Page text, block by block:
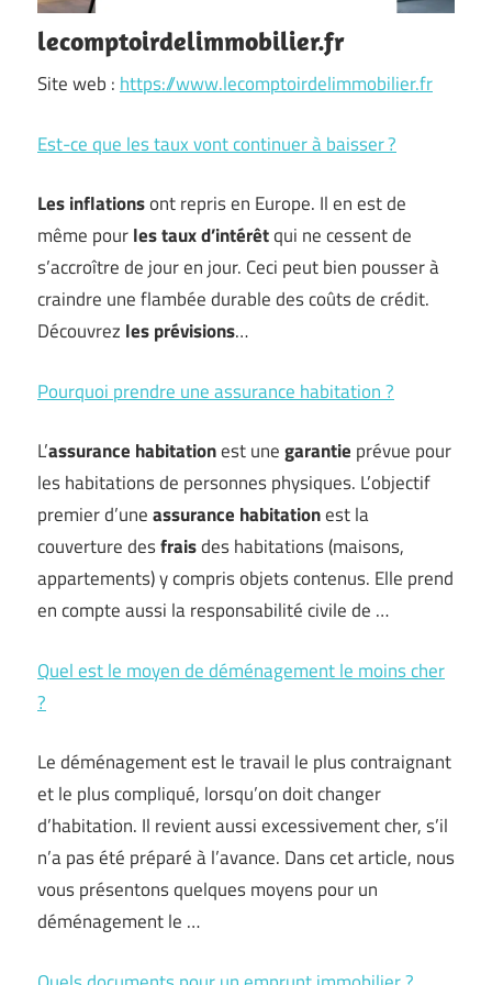
lecomptoirdelimmobilier.fr
Site web :https://www.lecomptoirdelimmobilier.fr
Est-ce que les taux vont continuer à baisser ?
Les inflationsont repris en Europe. Il en est de
même pourles taux d’intérêtqui ne cessent de
s’accroître de jour en jour. Ceci peut bien pousser à
craindre une flambée durable des coûts de crédit.
Découvrez les prévisions…
Pourquoi prendre une assurance habitation ?
L’assurance habitationest unegarantie prévue pour
les habitations de personnes physiques. L’objectif
premier d’uneassurance habitationest la
couverture desfraisdes habitations (maisons,
appartements) y compris objets contenus. Elle prend
en compte aussi la responsabilité civile de …
Quel est le moyen de déménagement le moins cher
?
Le déménagement est le travail le plus contraignant
et le plus compliqué, lorsqu’on doit changer
d’habitation. Il revient aussi excessivement cher, s’il
n’a pas été préparé à l’avance. Dans cet article, nous
vous présentons quelques moyens pour un
déménagement le …